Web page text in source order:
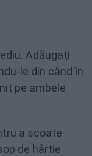
Adăugați
le din când în
pe ambele
a scoate
de hârtie